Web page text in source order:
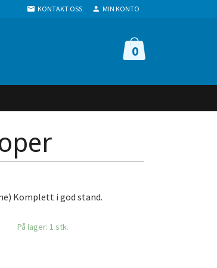
KONTAKT OSS MIN KONTO
0
Komplett i god stand.
På lager: 1 stk.